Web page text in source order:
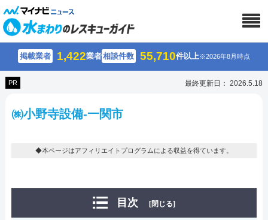
掲載業者 1,422業者相談件数 55,710件以上※2026年8月時点
PR 最終更新日： 2026.5.18
㈱小野寺設備-一関市
◆本ページはアフィリエイトプログラムによる収益を得ています。
目次 [閉じる]